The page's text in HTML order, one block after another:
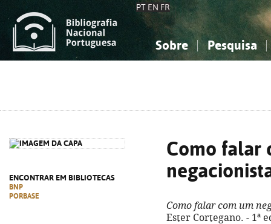
PT EN FR
Sobre Pesquisa
ENCONTRAR EM BIBLIOTECAS
BNP
PORBASE
Como falar
Como falar com um
Ester Cortegano. - 1ª